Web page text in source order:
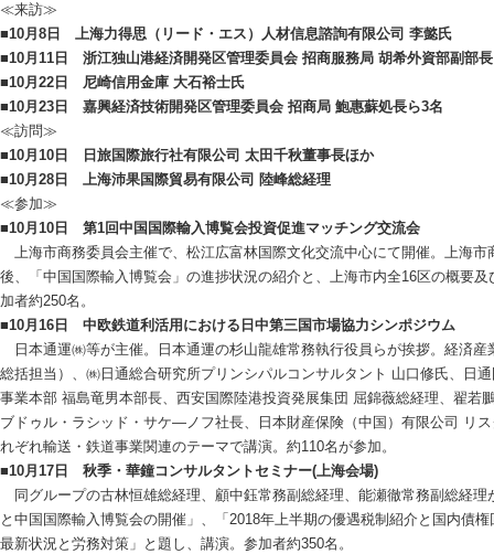
≪来訪≫
■10月8日 上海力得思（リード・エス）人材信息諮詢有限公司 李懿氏
■10月11日 浙江独山港経済開発区管理委員会 招商服務局 胡希外資部副部
■10月22日 尼崎信用金庫 大石裕士氏
■10月23日 嘉興経済技術開発区管理委員会 招商局 鮑惠蘇処長ら3名
≪訪問≫
■10月10日 日旅国際旅行社有限公司 太田千秋董事長ほか
■10月28日 上海沛果国際貿易有限公司 陸峰総経理
≪参加≫
■10月10日 第1回中国国際輸入博覧会投資促進マッチング交流会
上海市商務委員会主催で、松江広富林国際文化交流中心にて開催。上海
後、「中国国際輸入博覧会」の進捗状況の紹介と、上海市内全16区の概要
加者約250名。
■10月16日 中欧鉄道利活用における日中第三国市場協力シンポジウム
日本通運㈱等が主催。日本通運の杉山龍雄常務執行役員らが挨拶。経済
総括担当）、㈱日通総合研究所プリンシパルコンサルタント 山口修氏、日
事業本部 福島竜男本部長、西安国際陸港投資発展集団 屈錦薇総経理、翟若
ブドゥル・ラシッド・サケ―ノフ社長、日本財産保険（中国）有限公司 リ
れぞれ輸送・鉄道事業関連のテーマで講演。約110名が参加。
■10月17日 秋季・華鐘コンサルタントセミナー(上海会場)
同グループの古林恒雄総経理、顧中鈺常務副総経理、能瀬徹常務副総経理
と中国国際輸入博覧会の開催」、「2018年上半期の優遇税制紹介と国内債
最新状況と労務対策」と題し、講演。参加者約350名。